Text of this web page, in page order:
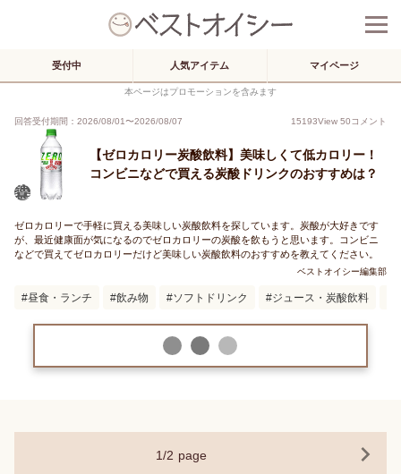
受付中 人気アイテム マイページ
本ページはプロモーションを含みます
回答受付期間： 2026/08/01〜2026/08/07 15193View 50コメント
【ゼロカロリー炭酸飲料】美味しくて低カロリー！
コンビニなどで買える炭酸ドリンクのおすすめは？
ゼロカロリーで手軽に買える美味しい炭酸飲料を探しています。炭酸が大好きです
が、最近健康面が気になるのでゼロカロリーの炭酸を飲もうと思います。コンビニ
などで買えてゼロカロリーだけど美味しい炭酸飲料のおすすめを教えてください。
ベストオイシー編集部
昼食・ランチ 飲み物 ソフトドリンク ジュース・炭酸飲料
1/2 page